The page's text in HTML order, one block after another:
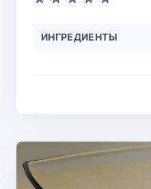
ИНГРЕДИЕНТЫ